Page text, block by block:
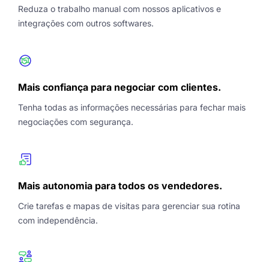
Reduza o trabalho manual com nossos aplicativos e
integrações com outros softwares.
Mais confiança para negociar com clientes.
Tenha todas as informações necessárias para fechar mais
negociações com segurança.
Mais autonomia para todos os vendedores.
Crie tarefas e mapas de visitas para gerenciar sua rotina
com independência.